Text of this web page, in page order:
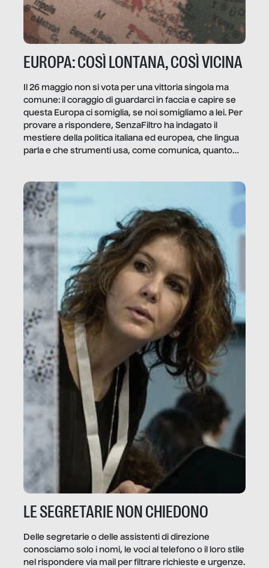
EUROPA: COSÌ LONTANA, COSÌ VICINA
Il 26 maggio non si vota per una vittoria singola ma
comune: il coraggio di guardarci in faccia e capire se
questa Europa ci somiglia, se noi somigliamo a lei. Per
provare a rispondere, SenzaFiltro ha indagato il
mestiere della politica italiana ed europea, che lingua
parla e che strumenti usa, come comunica, quanto
LE SEGRETARIE NON CHIEDONO
Delle segretarie o delle assistenti di direzione
conosciamo solo i nomi, le voci al telefono o il loro stile
nel rispondere via mail per filtrare richieste e urgenze.